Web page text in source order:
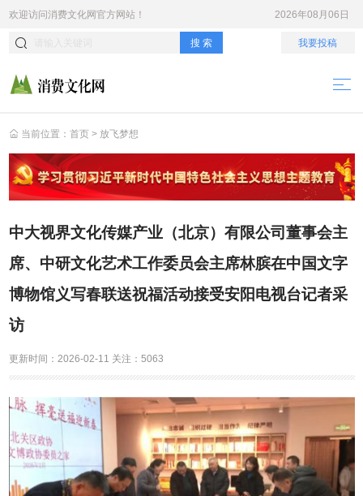
欢迎访问消费文化网官方网站！ 2026年08月06日
搜 索 我要投稿
当前位置： 首页 > 放飞梦想
中大视界文化传媒产业（北京）有限公司董事会主
席、中研文化艺术工作委员会主席林膑在中国文字
博物馆义写春联送祝福活动接受安阳电视台记者采
访
更新时间： 2026-02-11 关注： 5063